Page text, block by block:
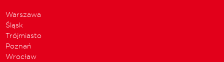
Warszawa
Śląsk
Trójmiasto
Poznań
Wrocław